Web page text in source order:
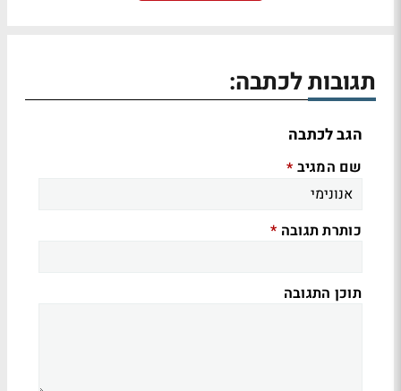
תגובות לכתבה:
הגב לכתבה
שם המגיב *
כותרת תגובה *
תוכן התגובה